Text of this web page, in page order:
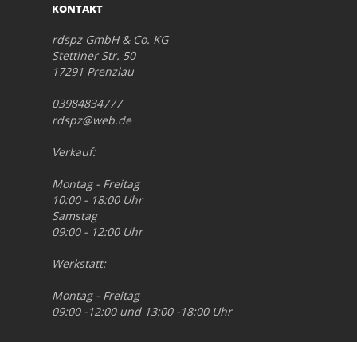
KONTAKT
rdspz GmbH & Co. KG
Stettiner Str. 50
17291 Prenzlau
03984834777
rdspz@web.de
Verkauf:
Montag - Freitag
10:00 - 18:00 Uhr
Samstag
09:00 - 12:00 Uhr
Werkstatt:
Montag - Freitag
09:00 -12:00 und 13:00 -18:00 Uhr